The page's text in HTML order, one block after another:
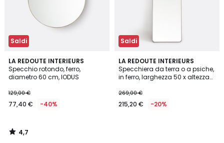
Saldi
LA REDOUTE INTERIEURS
Specchio rotondo, ferro,
diametro 60 cm, IODUS
129,00 €
77,40 € -40%
4,7
/ 5
4,7
/
Saldi
LA REDOUTE INTERIEURS
Specchiera da terra o a psiche,
in ferro, larghezza 50 x altezza
269,00 €
215,20 € -20%